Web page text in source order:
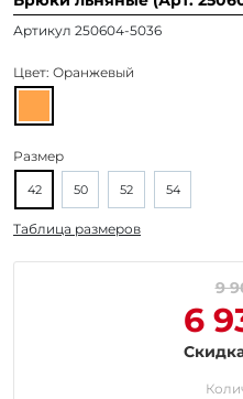
Артикул 250604-5036
Цвет: Оранжевый
Размер
42 50 52 54
Таблица размеров
9
6